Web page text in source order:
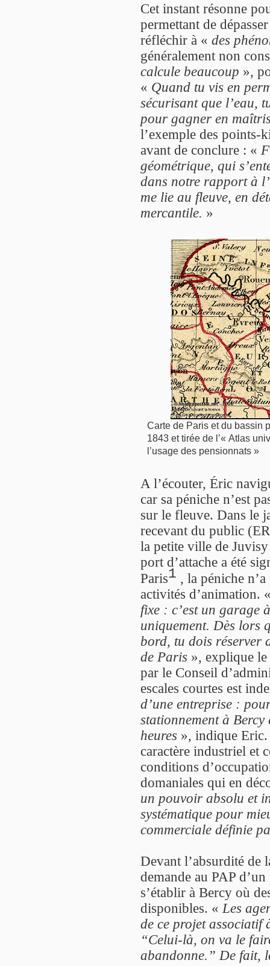
Cet instant résonne
permettant de
réfléchir à « des
généralement non
calcule beaucoup »,
« Quand tu vis en
sécurisant que l’eau,
pour gagner en
l’exemple des points-
avant de conclure : «
géométrique, qui
dans notre rapport à
me lie au fleuve, en
mercantile. »
Carte de Paris et du bassin
1843 et tirée de l’« Atlas
l’usage des pensionnats »
A l’écouter, Éric
car sa péniche n’est
sur le fleuve. Dans le
recevant du public
la petite ville de
port d’attache a été
Paris1 , la péniche
activités d’animation.
fixe : c’est un garage
uniquement. Dès lors
bord, tu dois réserver
de Paris », explique le
par le Conseil
escales courtes est
d’une entreprise :
stationnement à
heures », indique Eric.
caractère industriel et
conditions
domaniales qui en
un pouvoir absolu et
systématique pour
commerciale définie
Devant l’absurdité de
demande au PAP
s’établir à Bercy où
disponibles. « Les
de ce projet associatif
“Celui-là, on va le
abandonne.” De fait,